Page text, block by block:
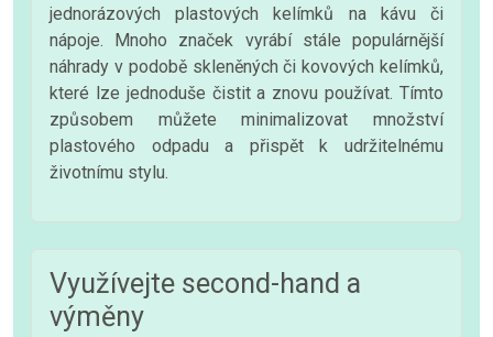
jednorázových plastových kelímků na kávu či
nápoje. Mnoho značek vyrábí stále populárnější
náhrady v podobě skleněných či kovových kelímků,
které lze jednoduše čistit a znovu používat. Tímto
způsobem můžete minimalizovat množství
plastového odpadu a přispět k udržitelnému
životnímu stylu.
Využívejte second-hand a
výměny